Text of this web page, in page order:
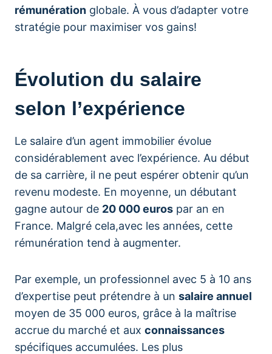
rémunération globale. À vous d’adapter votre
stratégie pour maximiser vos gains!
Évolution du salaire
selon l’expérience
Le salaire d’un agent immobilier évolue
considérablement avec l’expérience. Au début
de sa carrière, il ne peut espérer obtenir qu’un
revenu modeste. En moyenne, un débutant
gagne autour de 20 000 euros par an en
France. Malgré cela,avec les années, cette
rémunération tend à augmenter.
Par exemple, un professionnel avec 5 à 10 ans
d’expertise peut prétendre à un salaire annuel
moyen de 35 000 euros, grâce à la maîtrise
accrue du marché et aux connaissances
spécifiques accumulées. Les plus